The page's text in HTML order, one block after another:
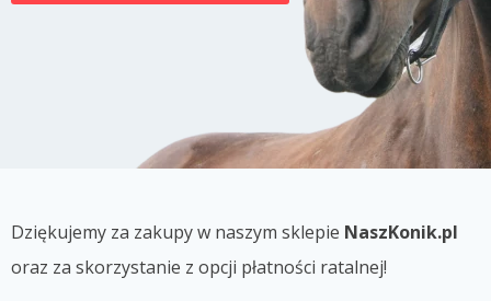
Dziękujemy za zakupy w naszym sklepie NaszKonik.pl
oraz za skorzystanie z opcji płatności ratalnej!